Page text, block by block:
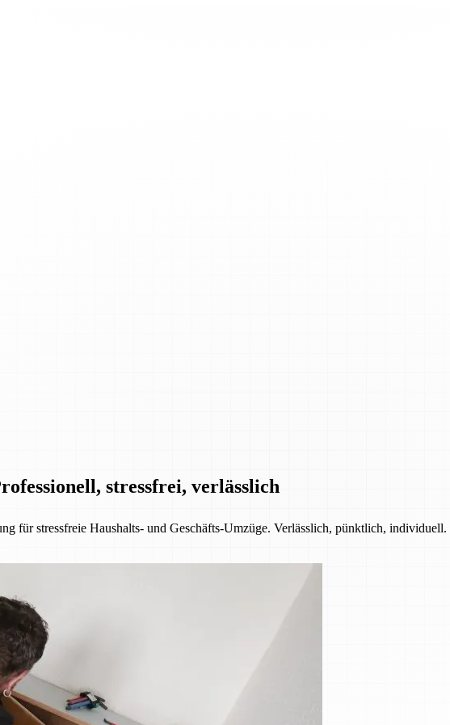
stressfrei, verlässlich
für stressfreie Haushalts- und Geschäfts-Umzüge. Verlässlich, pünktlich, individuell.